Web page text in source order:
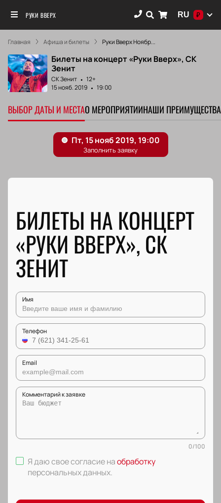
РУКИ ВВЕРХ RU ₽
Главная Афиша и билеты Руки Вверх Ноябр...
Билеты на концерт «Руки Вверх», СК
Зенит
СК Зенит
12+
15 нояб. 2019
19:00
ВЫБОР ДАТЫ И МЕСТАО МЕРОПРИЯТИИНАШИ ПРЕИМУЩЕСТВА
БИЛЕТЫ НА КОНЦЕРТ
«РУКИ ВВЕРХ», СК
ЗЕНИТ
Имя
Телефон
Email
Комментарий к заявке
0/100
Я даю свое согласие наобработку
персональных данных.